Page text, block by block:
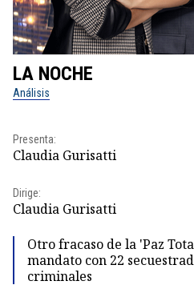
LA NOCHE
Análisis
Presenta:
Claudia Gurisatti
Dirige:
Claudia Gurisatti
Otro fracaso de la 'Paz
mandato con 22
criminales